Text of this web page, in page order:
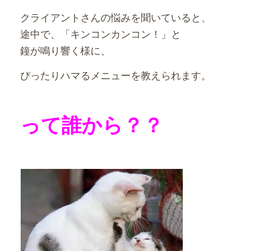
クライアントさんの悩みを聞いていると、
途中で、「キンコンカンコン！」と
鐘が鳴り響く様に、
ぴったりハマるメニューを教えられます。
って誰から？？